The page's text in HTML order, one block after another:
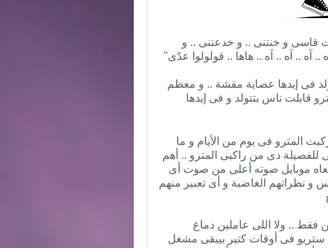
قاسى و خنتنى .. و خدعتنى .. و
آه .. آه .. آه .. هاها .. قولولوا عدّى"
فى إيدها عصاية مقشة .. و معظم
قابلت ناس بتتولد و فى إيدها
المترو فى يوم من الأيام و ما
للفصيلة دى من راكبى المترو .. أهم
موبايل صوته أعلى من صوت أى
و نظراتهم الغاضبة و أى تعبير منهم
.. ولا اللى عاملين دماغ
فى أوقات كتير بيبقى مشغل